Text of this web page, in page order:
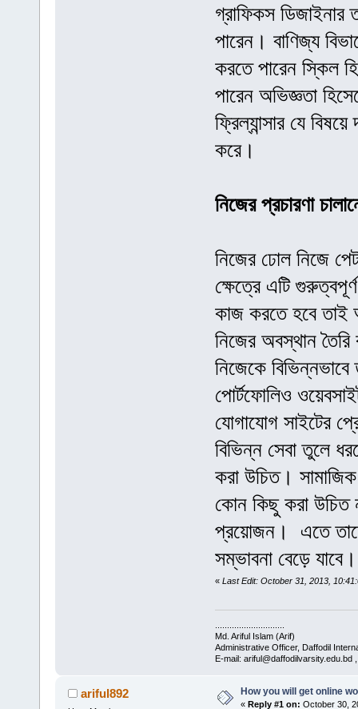
গ্রাফিকস ডিজাইনার
পারেন। বাণিজ্য
করতে পারেন স্কিল
পারেন অভিজ্ঞতা
ফ্রিল্যান্সার যে
করে।
নিজের প্রচারণা
নিজের ঢোল নিজে
ক্ষেত্রে এটি
কাজ করতে হবে তাই
নিজের অবস্থান
নিজেকে
পোর্টফোলিও
যোগাযোগ সাইটের
বিভিন্ন সেবা তুলে
করা উচিত।
কোন কিছু করা উচিত
প্রয়োজন। এতে
সম্ভাবনা বেড়ে যাবে।
« Last Edit: October 31, 2013,
Md. Ariful Islam (Arif)
Administrative Officer, Daffodil
E-mail: ariful@daffodilvarsity.edu.bd
ariful892 How you will get online
« Reply #1 on: October 30,